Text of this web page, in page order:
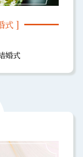
式 ]
婚式